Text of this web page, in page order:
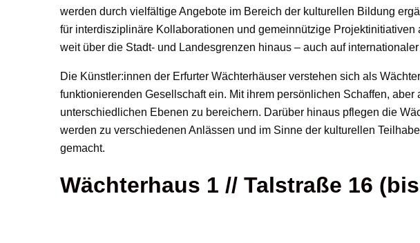
werden durch vielfältige Angebote im Bereich der kulturellen Bildung
für interdisziplinäre Kollaborationen und gemeinnützige
weit über die Stadt- und Landesgrenzen hinaus – auch auf
Die Künstler:innen der Erfurter Wächterhäuser verstehen sich als
funktionierenden Gesellschaft ein. Mit ihrem persönlichen Schaffen,
unterschiedlichen Ebenen zu bereichern. Darüber hinaus pflegen die
werden zu verschiedenen Anlässen und im Sinne der kulturellen
gemacht.
Wächterhaus 1 // Talstraße 16